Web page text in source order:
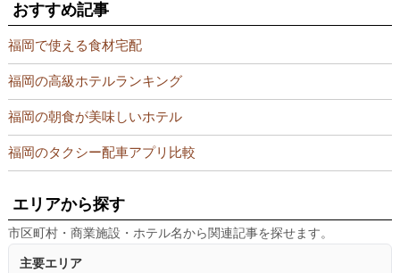
おすすめ記事
福岡で使える食材宅配
福岡の高級ホテルランキング
福岡の朝食が美味しいホテル
福岡のタクシー配車アプリ比較
エリアから探す
市区町村・商業施設・ホテル名から関連記事を探せます。
主要エリア